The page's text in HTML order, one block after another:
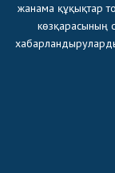
жанама құқықтар
көзқарасының